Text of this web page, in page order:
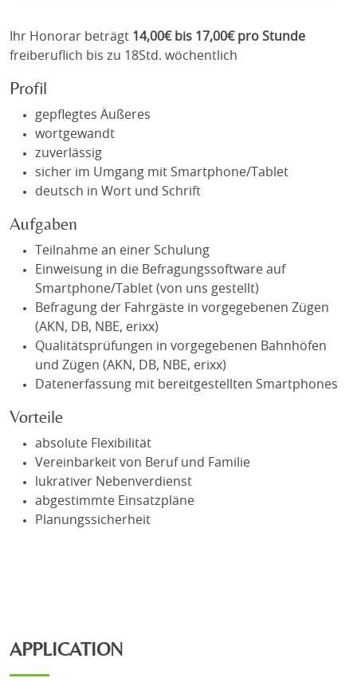
Ihr Honorar beträgt 14,00€ bis 17,00€ pro Stunde
freiberuflich bis zu 18Std. wöchentlich
Profil
gepflegtes Äußeres
wortgewandt
zuverlässig
sicher im Umgang mit Smartphone/Tablet
deutsch in Wort und Schrift
Aufgaben
Teilnahme an einer Schulung
Einweisung in die Befragungssoftware auf
Smartphone/Tablet (von uns gestellt)
Befragung der Fahrgäste in vorgegebenen Zügen
(AKN, DB, NBE, erixx)
Qualitätsprüfungen in vorgegebenen Bahnhöfen
und Zügen (AKN, DB, NBE, erixx)
Datenerfassung mit bereitgestellten Smartphones
Vorteile
absolute Flexibilität
Vereinbarkeit von Beruf und Familie
lukrativer Nebenverdienst
abgestimmte Einsatzpläne
Planungssicherheit
APPLICATION